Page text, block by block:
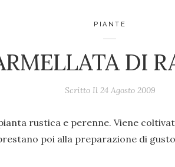
PIANTE
DI
Scritto Il 24 Agosto 2009
rustica e perenne. Viene
poi alla preparazione di